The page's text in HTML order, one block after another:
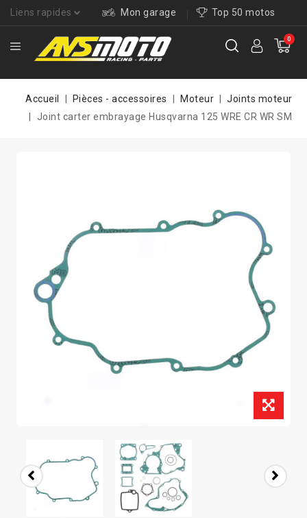
Liens rapides Mon garage Top 50 motos
0
Accueil Pièces - accessoires Moteur
Joints moteur
Joint carter embrayage Husqvarna 125 WRE CR WR SM